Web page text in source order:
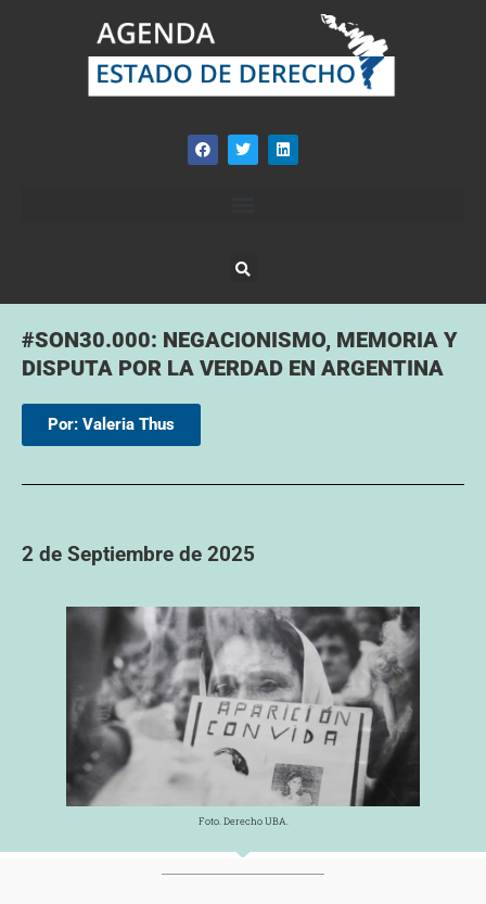
#SON30.000: NEGACIONISMO, MEMORIA Y
DISPUTA POR LA VERDAD EN ARGENTINA
Por: Valeria Thus
2 de Septiembre de 2025
Foto. Derecho UBA.